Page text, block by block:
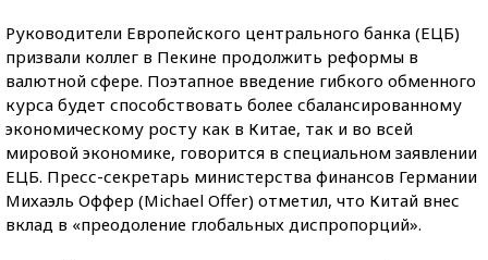
Руководители Европейского центрального банка (ЕЦБ)
призвали коллег в Пекине продолжить реформы в
валютной сфере. Поэтапное введение гибкого обменного
курса будет способствовать более сбалансированному
экономическому росту как в Китае, так и во всей
мировой экономике, говорится в специальном заявлении
ЕЦБ. Пресс-секретарь министерства финансов Германии
Михаэль Оффер (Michael Offer) отметил, что Китай внес
вклад в «преодоление глобальных диспропорций».